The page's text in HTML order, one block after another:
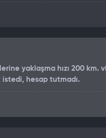
yaklaşma hızı 200 km.
istedi, hesap tutmadı.